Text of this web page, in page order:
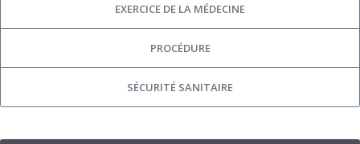
EXERCICE DE LA MÉDECINE
PROCÉDURE
SÉCURITÉ SANITAIRE